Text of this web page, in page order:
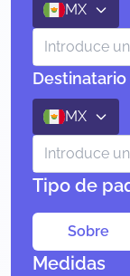
MX
Destinatario
MX
Tipo de
Sobre
Medidas